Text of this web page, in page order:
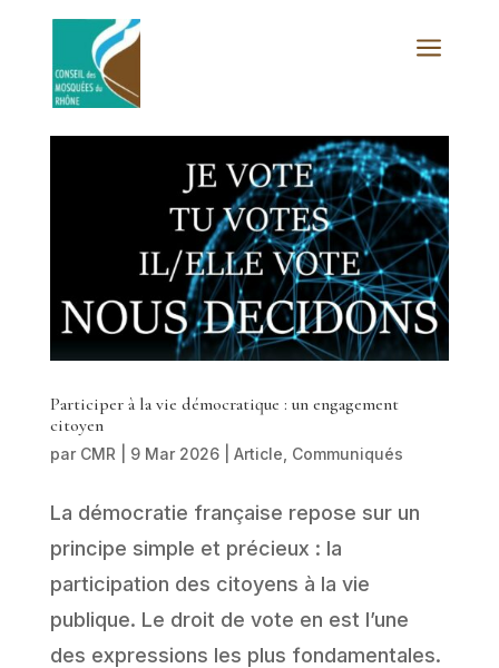
a
Participer à la vie démocratique : un engagement
citoyen
par CMR 9 Mar 2026| Article Communiqués
La démocratie française repose sur un
principe simple et précieux : la
participation des citoyens à la vie
publique. Le droit de vote en est l’une
des expressions les plus fondamentales.